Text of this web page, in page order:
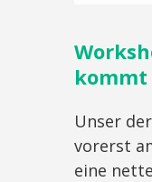
Unser
vorerst
eine